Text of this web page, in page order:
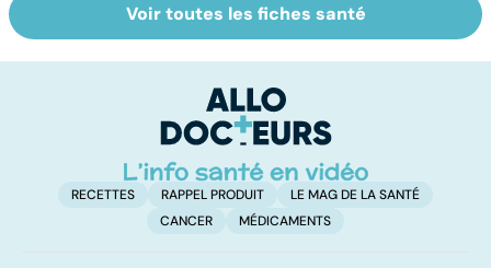
Staphylocoque
doré : une
Faire du sport à
domicile, c'est
Voir toutes les fiches santé
RECETTES RAPPEL PRODUIT
LE MAG DE LA SANTÉ
CANCER
MÉDICAMENTS